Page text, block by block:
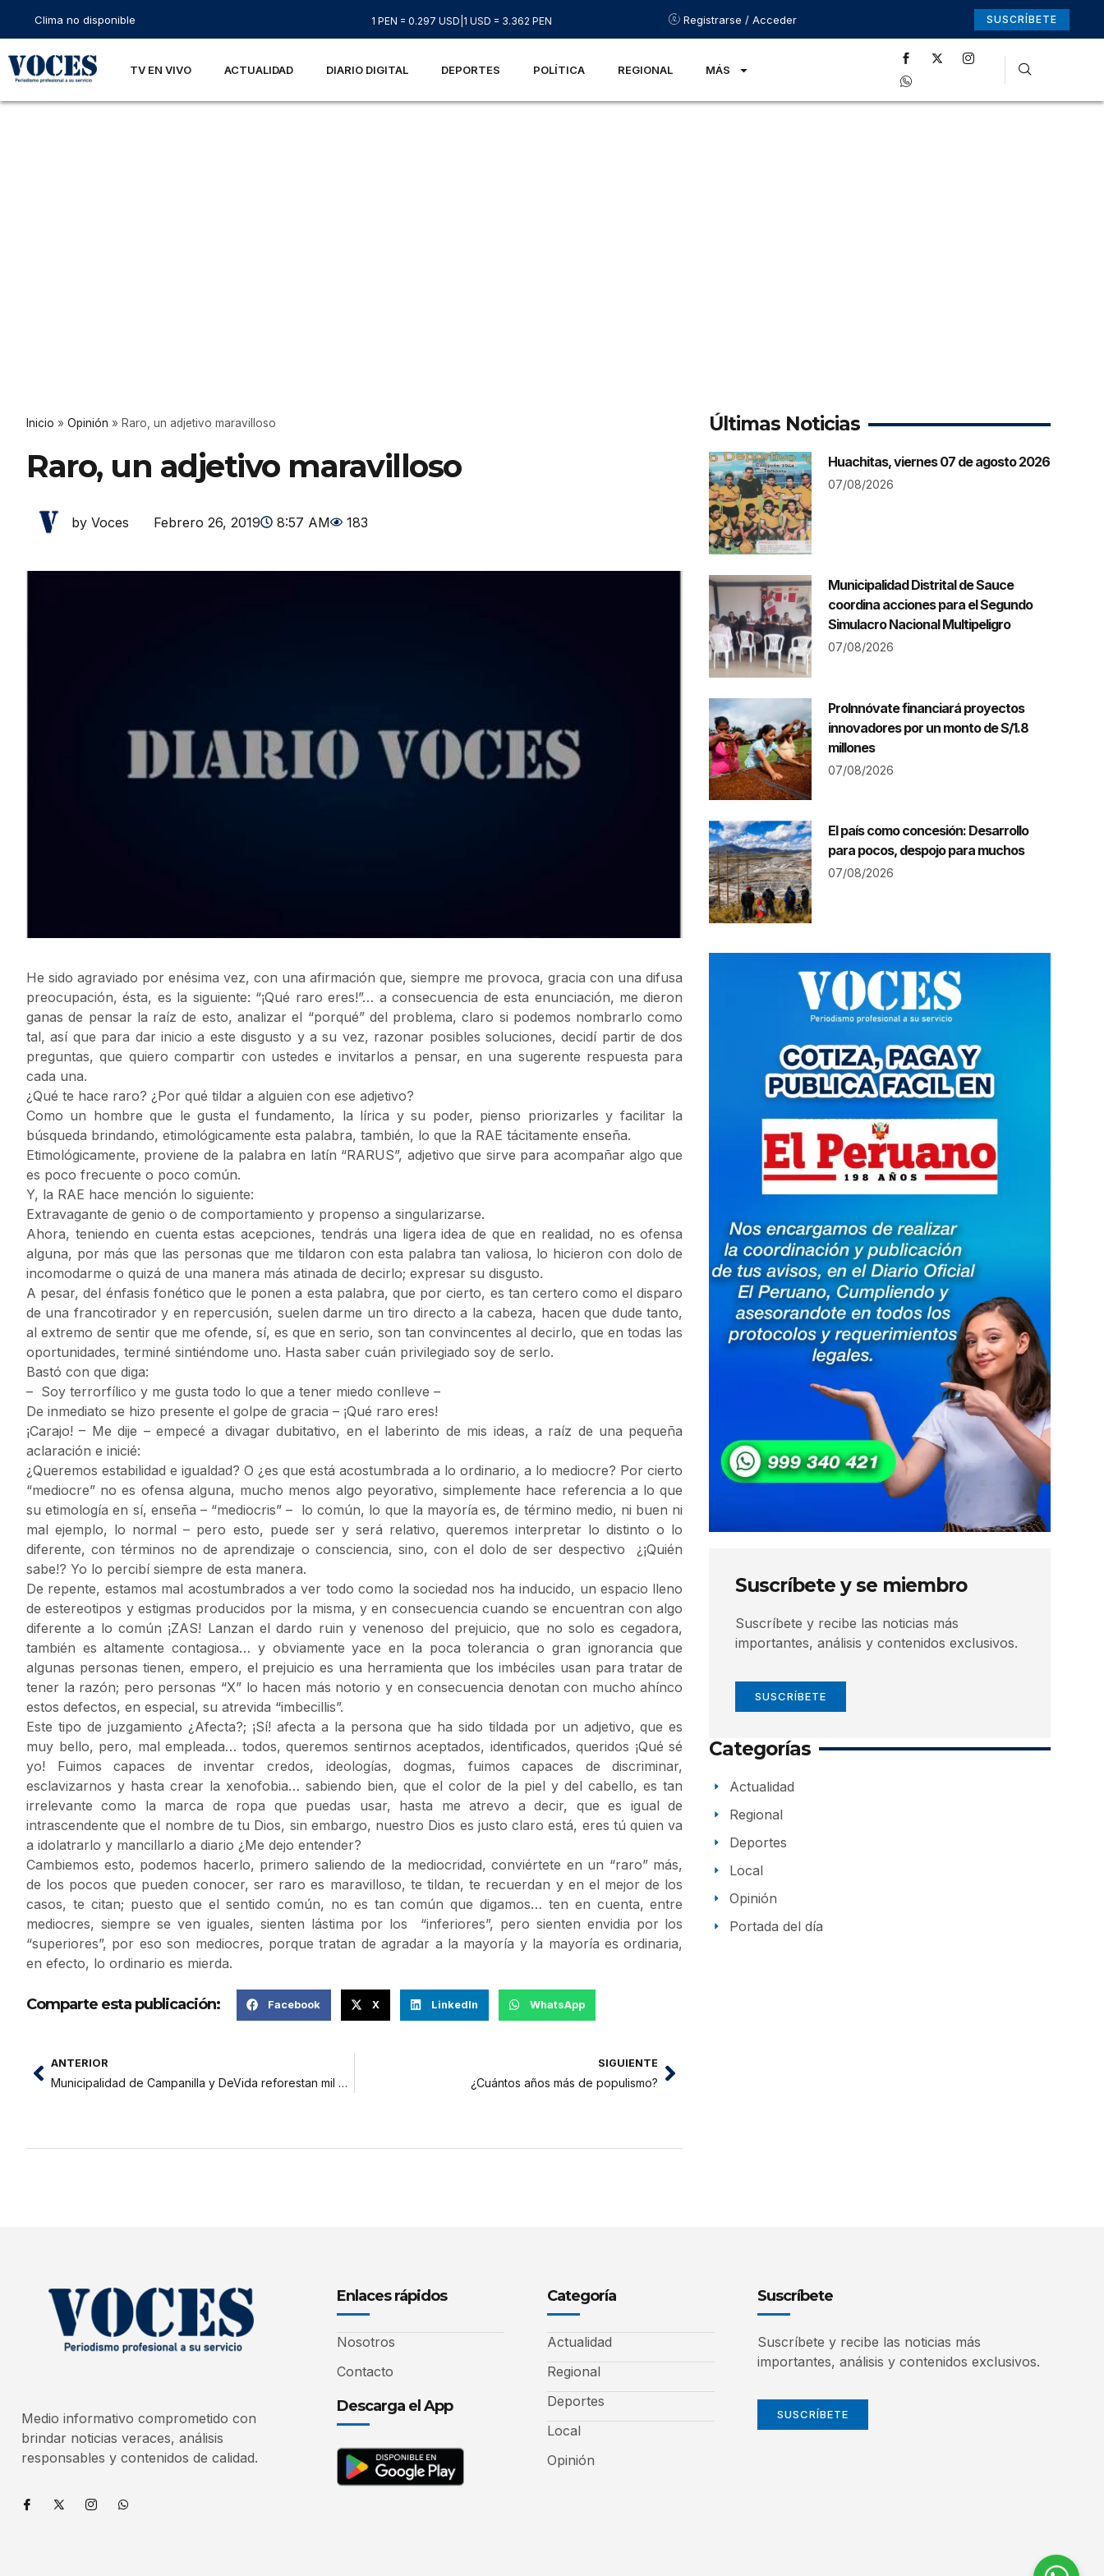
Clima no disponible 1 PEN = 0.297 USD 1 USD = 3.362 PEN Registrarse / Acceder SUSCRÍBETE
TV EN VIVO ACTUALIDAD DIARIO DIGITAL DEPORTES POLÍTICA REGIONAL MÁS
Inicio » Opinión » Raro, un adjetivo maravilloso
Raro, un adjetivo maravilloso
by Voces Febrero 26, 2019 8:57 AM 183
He sido agraviado por enésima vez, con una afirmación que, siempre me provoca, gracia con una difusa
preocupación, ésta, es la siguiente: “¡Qué raro eres!”… a consecuencia de esta enunciación, me dieron
ganas de pensar la raíz de esto, analizar el “porqué” del problema, claro si podemos nombrarlo como
tal, así que para dar inicio a este disgusto y a su vez, razonar posibles soluciones, decidí partir de dos
preguntas, que quiero compartir con ustedes e invitarlos a pensar, en una sugerente respuesta para
cada una.
¿Qué te hace raro? ¿Por qué tildar a alguien con ese adjetivo?
Como un hombre que le gusta el fundamento, la lírica y su poder, pienso priorizarles y facilitar la
búsqueda brindando, etimológicamente esta palabra, también, lo que la RAE tácitamente enseña.
Etimológicamente, proviene de la palabra en latín “RARUS”, adjetivo que sirve para acompañar algo que
es poco frecuente o poco común.
Y, la RAE hace mención lo siguiente:
Extravagante de genio o de comportamiento y propenso a singularizarse.
Ahora, teniendo en cuenta estas acepciones, tendrás una ligera idea de que en realidad, no es ofensa
alguna, por más que las personas que me tildaron con esta palabra tan valiosa, lo hicieron con dolo de
incomodarme o quizá de una manera más atinada de decirlo; expresar su disgusto.
A pesar, del énfasis fonético que le ponen a esta palabra, que por cierto, es tan certero como el disparo
de una francotirador y en repercusión, suelen darme un tiro directo a la cabeza, hacen que dude tanto,
al extremo de sentir que me ofende, sí, es que en serio, son tan convincentes al decirlo, que en todas las
oportunidades, terminé sintiéndome uno. Hasta saber cuán privilegiado soy de serlo.
Bastó con que diga:
– Soy terrorfílico y me gusta todo lo que a tener miedo conlleve –
De inmediato se hizo presente el golpe de gracia – ¡Qué raro eres!
¡Carajo! – Me dije – empecé a divagar dubitativo, en el laberinto de mis ideas, a raíz de una pequeña
aclaración e inicié:
¿Queremos estabilidad e igualdad? O ¿es que está acostumbrada a lo ordinario, a lo mediocre? Por cierto
“mediocre” no es ofensa alguna, mucho menos algo peyorativo, simplemente hace referencia a lo que
su etimología en sí, enseña – “mediocris” – lo común, lo que la mayoría es, de término medio, ni buen ni
mal ejemplo, lo normal – pero esto, puede ser y será relativo, queremos interpretar lo distinto o lo
diferente, con términos no de aprendizaje o consciencia, sino, con el dolo de ser despectivo ¿¡Quién
sabe!? Yo lo percibí siempre de esta manera.
De repente, estamos mal acostumbrados a ver todo como la sociedad nos ha inducido, un espacio lleno
de estereotipos y estigmas producidos por la misma, y en consecuencia cuando se encuentran con algo
diferente a lo común ¡ZAS! Lanzan el dardo ruin y venenoso del prejuicio, que no solo es cegadora,
también es altamente contagiosa… y obviamente yace en la poca tolerancia o gran ignorancia que
algunas personas tienen, empero, el prejuicio es una herramienta que los imbéciles usan para tratar de
tener la razón; pero personas “X” lo hacen más notorio y en consecuencia denotan con mucho ahínco
estos defectos, en especial, su atrevida “imbecillis”.
Este tipo de juzgamiento ¿Afecta?; ¡Sí! afecta a la persona que ha sido tildada por un adjetivo, que es
muy bello, pero, mal empleada… todos, queremos sentirnos aceptados, identificados, queridos ¡Qué sé
yo! Fuimos capaces de inventar credos, ideologías, dogmas, fuimos capaces de discriminar,
esclavizarnos y hasta crear la xenofobia… sabiendo bien, que el color de la piel y del cabello, es tan
irrelevante como la marca de ropa que puedas usar, hasta me atrevo a decir, que es igual de
intrascendente que el nombre de tu Dios, sin embargo, nuestro Dios es justo claro está, eres tú quien va
a idolatrarlo y mancillarlo a diario ¿Me dejo entender?
Cambiemos esto, podemos hacerlo, primero saliendo de la mediocridad, conviértete en un “raro” más,
de los pocos que pueden conocer, ser raro es maravilloso, te tildan, te recuerdan y en el mejor de los
casos, te citan; puesto que el sentido común, no es tan común que digamos… ten en cuenta, entre
mediocres, siempre se ven iguales, sienten lástima por los “inferiores”, pero sienten envidia por los
“superiores”, por eso son mediocres, porque tratan de agradar a la mayoría y la mayoría es ordinaria,
en efecto, lo ordinario es mierda.
Comparte esta publicación: Facebook X LinkedIn WhatsApp
ANTERIOR
Municipalidad de Campanilla y DeVida reforestan mil 800 hectáreas
SIGUIENTE
¿Cuántos años más de populismo?
Últimas Noticias
Huachitas, viernes 07 de agosto 2026
07/08/2026
Municipalidad Distrital de Sauce
coordina acciones para el Segundo
Simulacro Nacional Multipeligro
07/08/2026
ProInnóvate financiará proyectos
innovadores por un monto de S/1.8
millones
07/08/2026
El país como concesión: Desarrollo
para pocos, despojo para muchos
07/08/2026
Suscríbete y se miembro
Suscríbete y recibe las noticias más
importantes, análisis y contenidos exclusivos.
SUSCRÍBETE
Categorías
Actualidad
Regional
Deportes
Local
Opinión
Portada del día
Medio informativo comprometido con
brindar noticias veraces, análisis
responsables y contenidos de calidad.
Enlaces rápidos
Nosotros
Contacto
Descarga el App
Categoría
Actualidad
Regional
Deportes
Local
Opinión
Suscríbete
Suscríbete y recibe las noticias más
importantes, análisis y contenidos exclusivos.
SUSCRÍBETE